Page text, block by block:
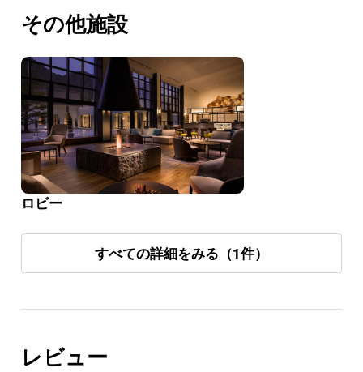
その他施設
ロビー
すべての詳細をみる（1件）
レビュー